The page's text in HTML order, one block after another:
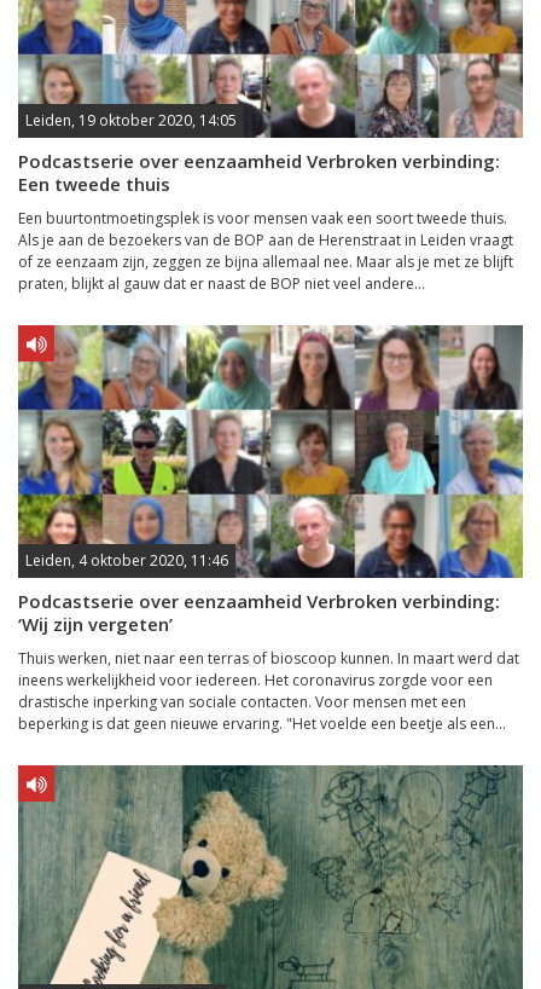
Leiden, 19 oktober 2020, 14:05
Podcastserie over eenzaamheid Verbroken verbinding:
Een tweede thuis
Een buurtontmoetingsplek is voor mensen vaak een soort tweede thuis.
Als je aan de bezoekers van de BOP aan de Herenstraat in Leiden vraagt
of ze eenzaam zijn, zeggen ze bijna allemaal nee. Maar als je met ze blijft
praten, blijkt al gauw dat er naast de BOP niet veel andere...
Leiden, 4 oktober 2020, 11:46
Podcastserie over eenzaamheid Verbroken verbinding:
‘Wij zijn vergeten’
Thuis werken, niet naar een terras of bioscoop kunnen. In maart werd dat
ineens werkelijkheid voor iedereen. Het coronavirus zorgde voor een
drastische inperking van sociale contacten. Voor mensen met een
beperking is dat geen nieuwe ervaring. "Het voelde een beetje als een...